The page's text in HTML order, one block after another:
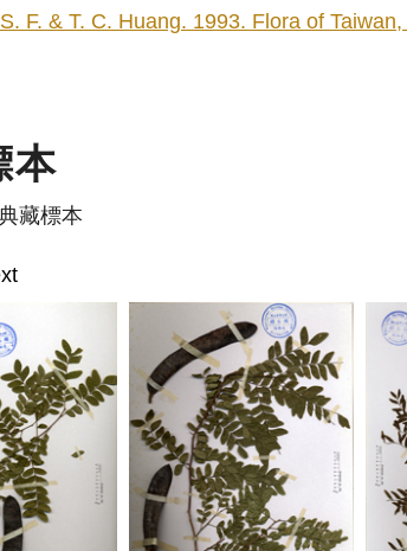
F. & T. C. Huang. 1993. Flora of
本
藏標本